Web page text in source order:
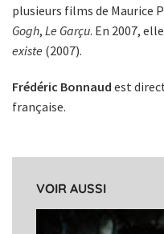
plusieurs films de Maurice
Gogh, Le Garçu. En 2007,
existe (2007).
Frédéric Bonnaud est
française.
VOIR AUSSI